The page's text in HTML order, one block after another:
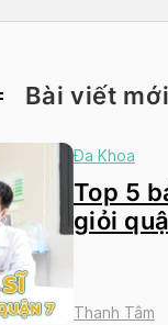
Bài viết
Đa Khoa
Top 5
giỏi
Thanh Tâm